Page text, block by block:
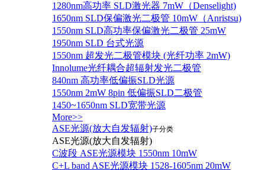
1280nm高功率 SLD激光器 7mW（Denselight)
1650nm SLD保偏激光二极管 10mW（Anristsu)
1550nm SLD高功率保偏激光二极管 25mW
1950nm SLD 台式光源
1550nm 超发光二极管模块 (光纤功率 2mW)
Innolume光纤耦合超辐射发光二极管
840nm 高功率低偏振SLD光源
1550nm 2mW 8pin 低偏振SLD二极管
1450~1650nm SLD宽带光源
More>>
ASE光源(放大自发辐射)子分类
ASE光源(放大自发辐射)
C波段 ASE光源模块 1550nm 10mW
C+L band ASE光源模块 1528-1605nm 20mW